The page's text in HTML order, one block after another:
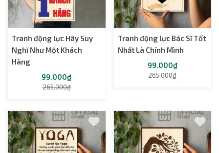
Tranh động lực Hãy Suy
Nghĩ Như Một Khách
Hàng
99.000₫
265.000₫
Tranh động lực Bác Sĩ Tốt
Nhất Là Chính Mình
99.000₫
265.000₫